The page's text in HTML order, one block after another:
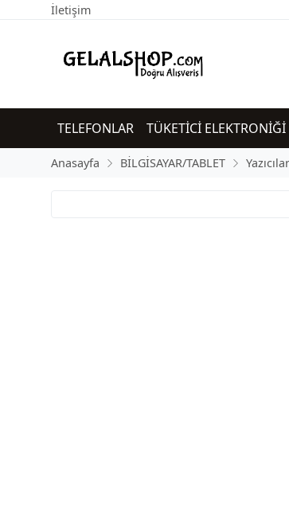
İletişim
TELEFONLAR TÜKETİCİ ELEKTRONİĞİ
Anasayfa BİLGİSAYAR/TABLET